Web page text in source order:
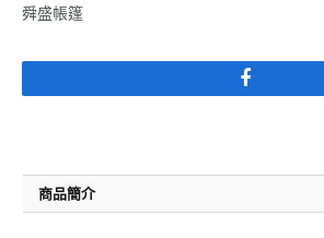
舜盛帳篷
Facebook
商品簡介